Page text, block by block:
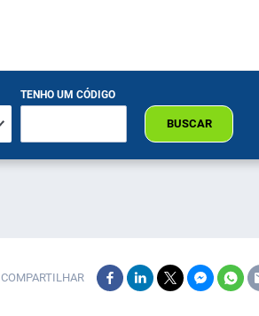
TENHO UM CÓDIGO
BUSCAR
COMPARTILHAR